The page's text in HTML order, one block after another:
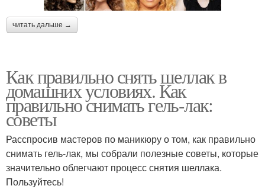
читать дальше →
Как правильно снять шеллак в
домашних условиях. Как
правильно снимать гель-лак:
советы
Расспросив мастеров по маникюру о том, как правильно
снимать гель-лак, мы собрали полезные советы, которые
значительно облегчают процесс снятия шеллака.
Пользуйтесь!